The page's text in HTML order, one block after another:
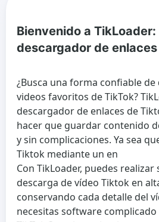
Bienvenido a
descargador de
¿Busca una forma confiable de
videos favoritos de TikTok?
descargador de enlaces de
hacer que guardar contenido
y sin complicaciones. Ya sea
Tiktok mediante un en
Con TikLoader, puedes
descarga de vídeo Tiktok en
conservando cada detalle del
necesitas software